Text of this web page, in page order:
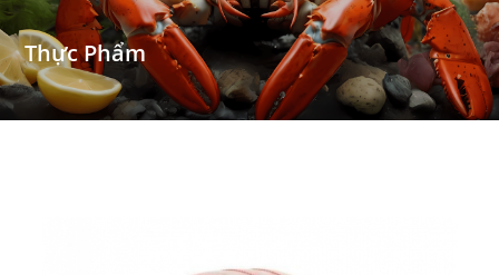
Thực Phẩm